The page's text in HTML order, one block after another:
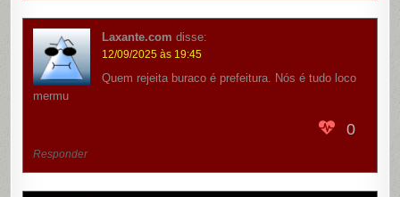
Laxante.com disse:
12/09/2025 às 19:45
Quem rejeita buraco é prefeitura. Nós é tudo loco
mermu
0
Responder